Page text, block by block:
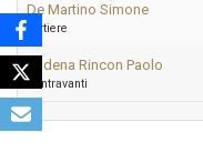
De Martino Simone
Portiere
Cadena Rincon Paolo
Centravanti